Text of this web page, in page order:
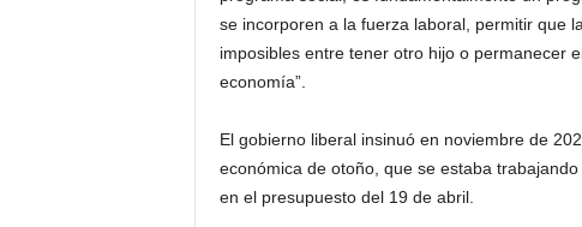
se incorporen a la fuerza laboral, permitir que
imposibles entre tener otro hijo o permanecer
economía”.
El gobierno liberal insinuó en noviembre de
económica de otoño, que se estaba
en el presupuesto del 19 de abril.